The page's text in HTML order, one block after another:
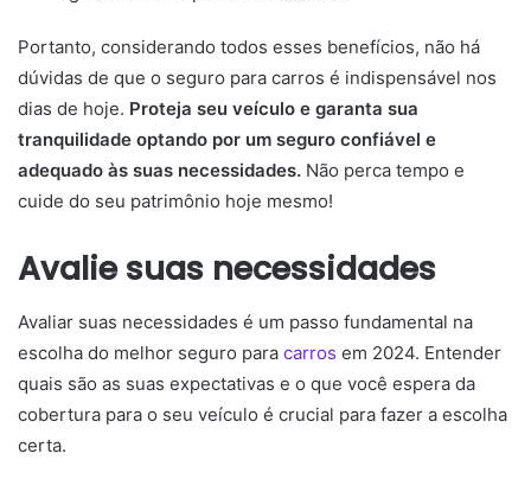
Portanto, considerando todos esses benefícios, não há
dúvidas de que o seguro para carros é indispensável nos
dias de hoje. Proteja seu veículo e garanta sua
tranquilidade optando por um seguro confiável e
adequado às suas necessidades. Não perca tempo e
cuide do seu patrimônio hoje mesmo!
Avalie suas necessidades
Avaliar suas necessidades é um passo fundamental na
escolha do melhor seguro para carros em 2024. Entender
quais são as suas expectativas e o que você espera da
cobertura para o seu veículo é crucial para fazer a escolha
certa.